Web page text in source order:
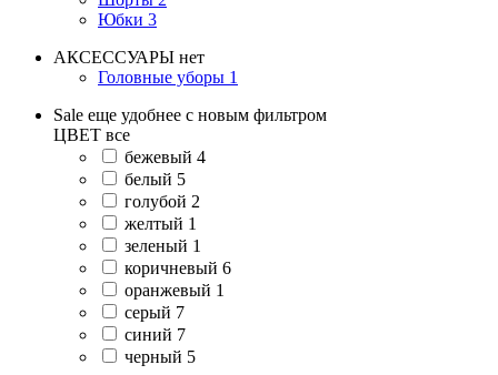
Юбки 3
АКСЕССУАРЫ нет
Головные уборы 1
Sale еще удобнее с новым фильтром
ЦВЕТ все
бежевый 4
белый 5
голубой 2
желтый 1
зеленый 1
коричневый 6
оранжевый 1
серый 7
синий 7
черный 5